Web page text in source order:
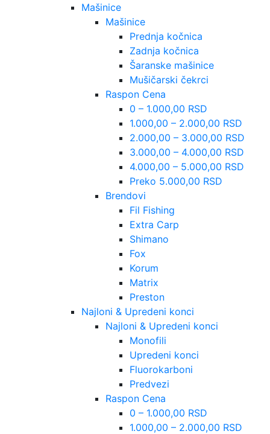
Mašinice
Mašinice
Prednja kočnica
Zadnja kočnica
Šaranske mašinice
Mušičarski čekrci
Raspon Cena
0 – 1.000,00 RSD
1.000,00 – 2.000,00 RSD
2.000,00 – 3.000,00 RSD
3.000,00 – 4.000,00 RSD
4.000,00 – 5.000,00 RSD
Preko 5.000,00 RSD
Brendovi
Fil Fishing
Extra Carp
Shimano
Fox
Korum
Matrix
Preston
Najloni & Upredeni konci
Najloni & Upredeni konci
Monofili
Upredeni konci
Fluorokarboni
Predvezi
Raspon Cena
0 – 1.000,00 RSD
1.000,00 – 2.000,00 RSD